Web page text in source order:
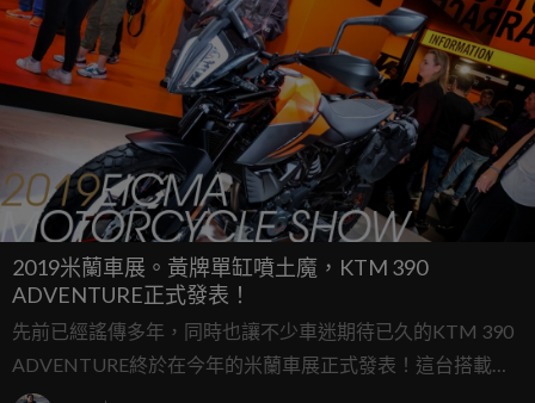
2019米蘭車展。黃牌單缸噴土魔，KTM 390
ADVENTURE正式發表！
先前已經謠傳多年，同時也讓不少車迷期待已久的KTM 390
ADVENTURE終於在今年的米蘭車展正式發表！這台搭載和
390 Duke相同的單缸引擎，擁有32kW的馬力以及37Nm的扭